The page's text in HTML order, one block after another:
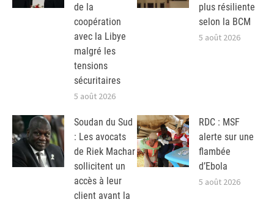
de la
coopération
avec la Libye
malgré les
tensions
sécuritaires
5 août 2026
plus résiliente
selon la BCM
5 août 2026
Soudan du Sud
: Les avocats
de Riek Machar
sollicitent un
accès à leur
client avant la
RDC : MSF
alerte sur une
flambée
d’Ebola
5 août 2026